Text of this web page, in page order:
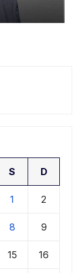
S D
1 2
8 9
15 16